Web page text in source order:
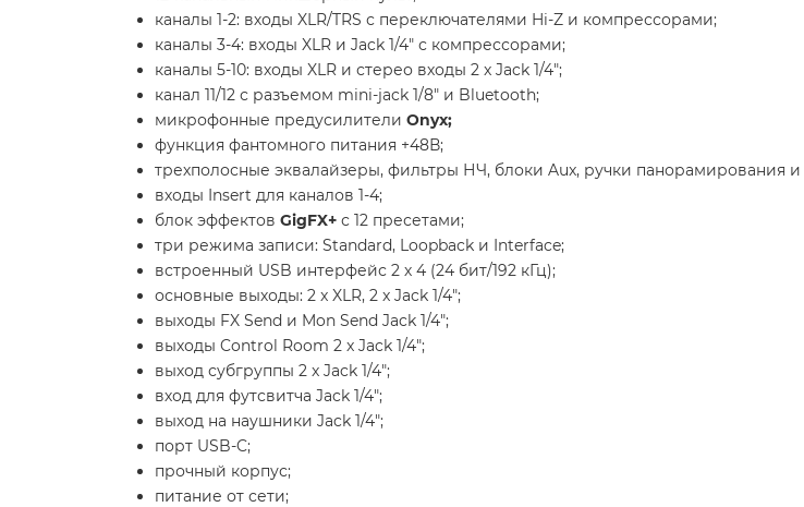
каналы 1-2: входы XLR/TRS с переключателями Hi-Z и компрессорами;
каналы 3-4: входы XLR и Jack 1/4" с компрессорами;
каналы 5-10: входы XLR и стерео входы 2 x Jack 1/4";
канал 11/12 с разъемом mini-jack 1/8" и Bluetooth;
микрофонные предусилители Onyx;
функция фантомного питания +48В;
трехполосные эквалайзеры, фильтры НЧ, блоки Aux, ручки панорамирования
входы Insert для каналов 1-4;
блок эффектов GigFX+ с 12 пресетами;
три режима записи: Standard, Loopback и Interface;
встроенный USB интерфейс 2 х 4 (24 бит/192 кГц);
основные выходы: 2 x XLR, 2 x Jack 1/4";
выходы FX Send и Mon Send Jack 1/4";
выходы Control Room 2 x Jack 1/4";
выход субгруппы 2 x Jack 1/4";
вход для футсвитча Jack 1/4";
выход на наушники Jack 1/4";
порт USB-C;
прочный корпус;
питание от сети;